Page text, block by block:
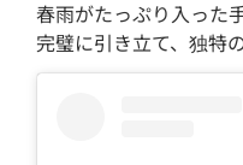
春雨がたっぷり入った
完璧に引き立て、独特